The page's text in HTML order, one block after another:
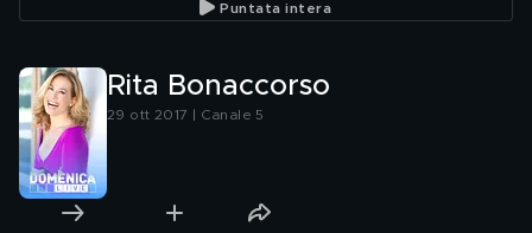
Puntata intera
Rita Bonaccorso
29 ott 2017 | Canale 5